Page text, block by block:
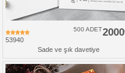
53940
2000
500 ADET
Sade ve şık davetiye